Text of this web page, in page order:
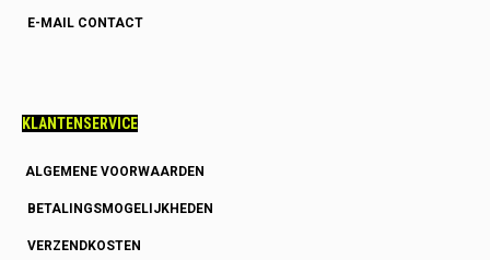
E-MAIL CONTACT
KLANTENSERVICE
ALGEMENE VOORWAARDEN
BETALINGSMOGELIJKHEDEN
VERZENDKOSTEN